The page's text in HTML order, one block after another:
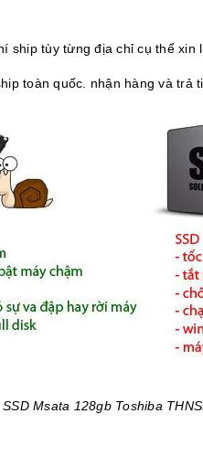
ship tùy từng địa chỉ cụ thể xin
toàn quốc. nhận hàng và trả
SSD Msata 128gb Toshiba